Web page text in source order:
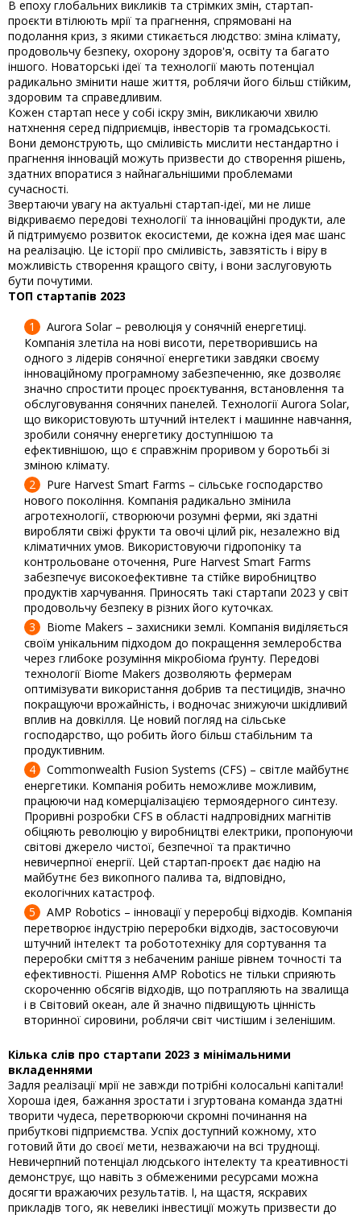
В епоху глобальних викликів та стрімких змін, стартап-
проєкти втілюють мрії та прагнення, спрямовані на
подолання криз, з якими стикається людство: зміна клімату,
продовольчу безпеку, охорону здоров'я, освіту та багато
іншого. Новаторські ідеї та технології мають потенціал
радикально змінити наше життя, роблячи його більш стійким,
здоровим та справедливим.
Кожен стартап несе у собі іскру змін, викликаючи хвилю
натхнення серед підприємців, інвесторів та громадськості.
Вони демонструють, що сміливість мислити нестандартно і
прагнення інновацій можуть призвести до створення рішень,
здатних впоратися з найнагальнішими проблемами
сучасності.
Звертаючи увагу на актуальні стартап-ідеї, ми не лише
відкриваємо передові технології та інноваційні продукти, але
й підтримуємо розвиток екосистеми, де кожна ідея має шанс
на реалізацію. Це історії про сміливість, завзятість і віру в
можливість створення кращого світу, і вони заслуговують
бути почутими.
ТОП стартапів 2023
Aurora Solar – революція у сонячній енергетиці.
Компанія злетіла на нові висоти, перетворившись на
одного з лідерів сонячної енергетики завдяки своєму
інноваційному програмному забезпеченню, яке дозволяє
значно спростити процес проєктування, встановлення та
обслуговування сонячних панелей. Технології Aurora Solar,
що використовують штучний інтелект і машинне навчання,
зробили сонячну енергетику доступнішою та
ефективнішою, що є справжнім проривом у боротьбі зі
зміною клімату.
Pure Harvest Smart Farms – сільське господарство
нового покоління. Компанія радикально змінила
агротехнології, створюючи розумні ферми, які здатні
виробляти свіжі фрукти та овочі цілий рік, незалежно від
кліматичних умов. Використовуючи гідропоніку та
контрольоване оточення, Pure Harvest Smart Farms
забезпечує високоефективне та стійке виробництво
продуктів харчування. Приносять такі стартапи 2023 у світ
продовольчу безпеку в різних його куточках.
Biome Makers – захисники землі. Компанія виділяється
своїм унікальним підходом до покращення землеробства
через глибоке розуміння мікробіома ґрунту. Передові
технології Biome Makers дозволяють фермерам
оптимізувати використання добрив та пестицидів, значно
покращуючи врожайність, і водночас знижуючи шкідливий
вплив на довкілля. Це новий погляд на сільське
господарство, що робить його більш стабільним та
продуктивним.
Commonwealth Fusion Systems (CFS) – світле майбутнє
енергетики. Компанія робить неможливе можливим,
працюючи над комерціалізацією термоядерного синтезу.
Проривні розробки CFS в області надпровідних магнітів
обіцяють революцію у виробництві електрики, пропонуючи
світові джерело чистої, безпечної та практично
невичерпної енергії. Цей стартап-проєкт дає надію на
майбутнє без викопного палива та, відповідно,
екологічних катастроф.
AMP Robotics – інновації у переробці відходів. Компанія
перетворює індустрію переробки відходів, застосовуючи
штучний інтелект та робототехніку для сортування та
переробки сміття з небаченим раніше рівнем точності та
ефективності. Рішення AMP Robotics не тільки сприяють
скороченню обсягів відходів, що потрапляють на звалища
і в Світовий океан, але й значно підвищують цінність
вторинної сировини, роблячи світ чистішим і зеленішим.
Кілька слів про стартапи 2023 з мінімальними
вкладеннями
Задля реалізації мрії не завжди потрібні колосальні капітали!
Хороша ідея, бажання зростати і згуртована команда здатні
творити чудеса, перетворюючи скромні починання на
прибуткові підприємства. Успіх доступний кожному, хто
готовий йти до своєї мети, незважаючи на всі труднощі.
Невичерпний потенціал людського інтелекту та креативності
демонструє, що навіть з обмеженими ресурсами можна
досягти вражаючих результатів. І, на щастя, яскравих
прикладів того, як невеликі інвестиції можуть призвести до